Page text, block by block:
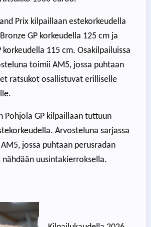
Prix kilpaillaan estekorkeudella
GP korkeudella 125 cm ja
korkeudella 115 cm. Osakilpailuissa
toimii AM5, jossa puhtaan
ratsukot osallistuvat erilliselle
Pohjola GP kilpaillaan tuttuun
Arvosteluna sarjassa
jossa puhtaan perusradan
uusintakierroksella.